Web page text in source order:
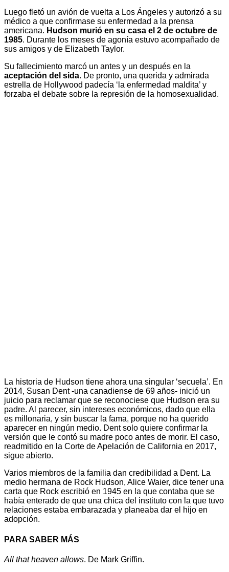
Luego fletó un avión de vuelta a Los Ángeles y autorizó a su
médico a que confirmase su enfermedad a la prensa
americana. Hudson murió en su casa el 2 de octubre de
1985. Durante los meses de agonía estuvo acompañado de
sus amigos y de Elizabeth Taylor.
Su fallecimiento marcó un antes y un después en la
aceptación del sida. De pronto, una querida y admirada
estrella de Hollywood padecía ‘la enfermedad maldita’ y
forzaba el debate sobre la represión de la homosexualidad.
La historia de Hudson tiene ahora una singular ‘secuela’. En
2014, Susan Dent -una canadiense de 69 años- inició un
juicio para reclamar que se reconociese que Hudson era su
padre. Al parecer, sin intereses económicos, dado que ella
es millonaria, y sin buscar la fama, porque no ha querido
aparecer en ningún medio. Dent solo quiere confirmar la
versión que le contó su madre poco antes de morir. El caso,
readmitido en la Corte de Apelación de California en 2017,
sigue abierto.
Varios miembros de la familia dan credibilidad a Dent. La
medio hermana de Rock Hudson, Alice Waier, dice tener una
carta que Rock escribió en 1945 en la que contaba que se
había enterado de que una chica del instituto con la que tuvo
relaciones estaba embarazada y planeaba dar el hijo en
adopción.
PARA SABER MÁS
All that heaven allows. De Mark Griffin.